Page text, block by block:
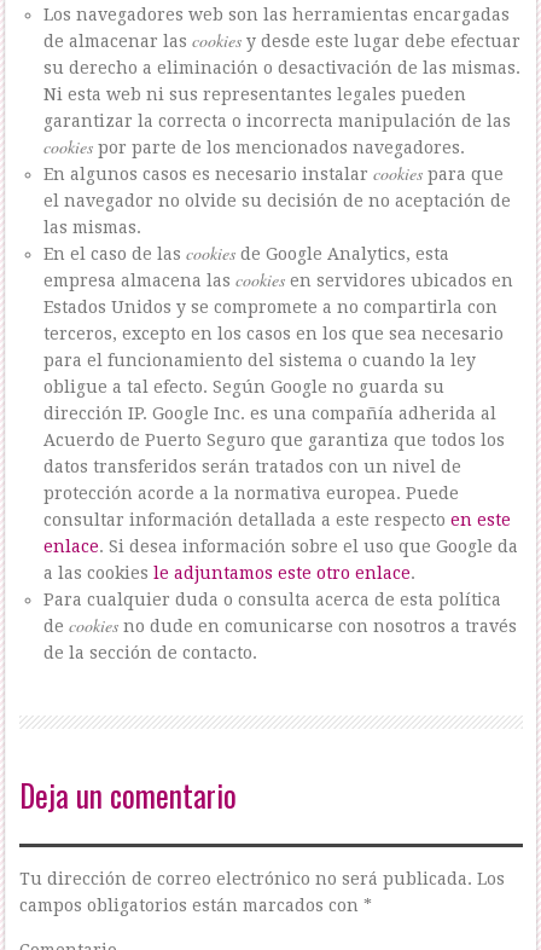
Los navegadores web son las herramientas encargadas
de almacenar las cookiesy desde este lugar debe efectuar
su derecho a eliminación o desactivación de las mismas.
Ni esta web ni sus representantes legales pueden
garantizar la correcta o incorrecta manipulación de las
cookiespor parte de los mencionados navegadores.
En algunos casos es necesario instalar cookiespara que
el navegador no olvide su decisión de no aceptación de
las mismas.
En el caso de las cookiesde Google Analytics, esta
empresa almacena las cookiesen servidores ubicados en
Estados Unidos y se compromete a no compartirla con
terceros, excepto en los casos en los que sea necesario
para el funcionamiento del sistema o cuando la ley
obligue a tal efecto. Según Google no guarda su
dirección IP. Google Inc. es una compañía adherida al
Acuerdo de Puerto Seguro que garantiza que todos los
datos transferidos serán tratados con un nivel de
protección acorde a la normativa europea. Puede
consultar información detallada a este respecto en este
enlace. Si desea información sobre el uso que Google da
a las cookies le adjuntamos este otro enlace.
Para cualquier duda o consulta acerca de esta política
de cookiesno dude en comunicarse con nosotros a través
de la sección de contacto.
Deja un comentario
Tu dirección de correo electrónico no será publicada. Los
campos obligatorios están marcados con*